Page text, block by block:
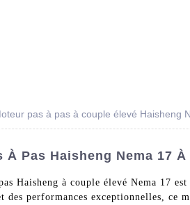
pas à pas à couple élevé Haisheng
À Pas Haisheng Nema 17
Haisheng à couple élevé Nema 17
des performances exceptionnelles, ce